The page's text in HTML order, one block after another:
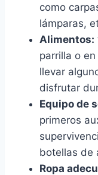
como
lámparas,
Alimentos:
parrilla o
llevar
disfrutar
Equipo de
primeros
botellas de
Ropa